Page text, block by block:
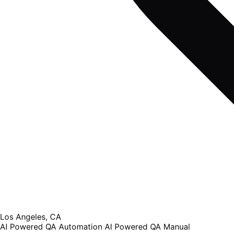
Los Angeles, CA
AI Powered QA Automation AI Powered QA Manual